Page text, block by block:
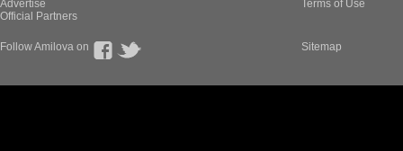
Advertise
Official Partners
Terms of Use
Follow Amilova on Sitemap